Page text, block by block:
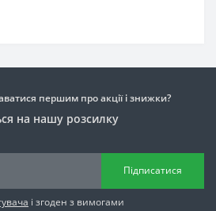
першим про акції і знижки?
на нашу розсилку
Підписатися
і згоден з вимогами